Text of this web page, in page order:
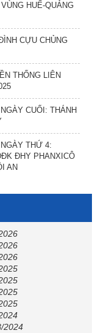
HUẾ-QUẢNG
CỰU CHỦNG
THỐNG LIÊN
CUỐI: THÁNH
NGÀY THỨ 4:
ĐHY PHANXICÔ
AN
2024